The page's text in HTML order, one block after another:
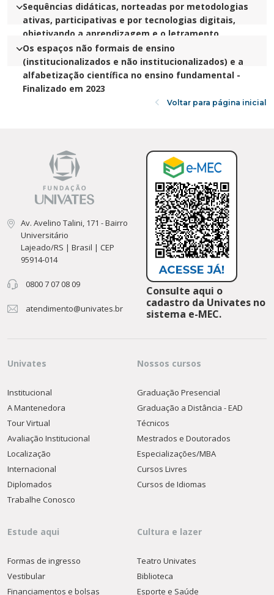
Sequências didáticas, norteadas por metodologias
ativas, participativas e por tecnologias digitais,
objetivando a aprendizagem e o letramento
empreendedor - Finalizado em 2023
Os espaços não formais de ensino
(institucionalizados e não institucionalizados) e a
alfabetização científica no ensino fundamental -
Finalizado em 2023
Voltar para página inicial
Av. Avelino Talini, 171 - Bairro
Universitário
Lajeado/RS | Brasil | CEP
95914-014
0800 7 07 08 09
atendimento@univates.br
Consulte aqui o
cadastro da Univates no
sistema e-MEC.
Univates
Institucional
A Mantenedora
Tour Virtual
Avaliação Institucional
Localização
Internacional
Diplomados
Trabalhe Conosco
Nossos cursos
Graduação Presencial
Graduação a Distância - EAD
Técnicos
Mestrados e Doutorados
Especializações/MBA
Cursos Livres
Cursos de Idiomas
Estude aqui
Formas de ingresso
Vestibular
Financiamentos e bolsas
Cultura e lazer
Teatro Univates
Biblioteca
Esporte e Saúde